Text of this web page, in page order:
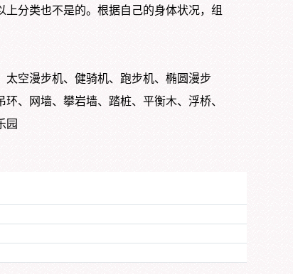
分类也不是的。根据自己的身体状况，组
空漫步机、健骑机、跑步机、椭圆漫步
、网墙、攀岩墙、踏桩、平衡木、浮桥、
园